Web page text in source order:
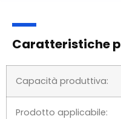
Caratteristiche
Capacità produttiva:
Prodotto applicabile: